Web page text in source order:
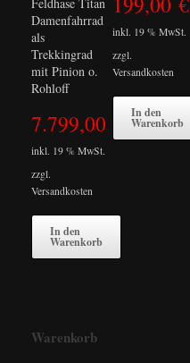
Damenfahrrad
als
Trekkingrad
mit Pinion o.
Rohloff
7.799,00
inkl. 19 % MwSt.
zzgl.
Versandkosten
In den
Warenkorb
inkl. 19 % MwSt.
zzgl.
Versandkosten
In den
Warenkorb
Warenkorb